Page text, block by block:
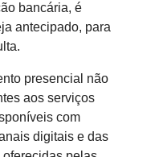
bancária, é
antecipado, para
presencial não
aos serviços
com
digitais e das